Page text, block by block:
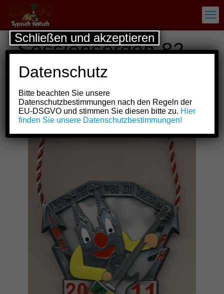
Sessionsorden 82.
Fest der Technik
Show all
Datenschutz
Bitte beachten Sie unsere
Datenschutzbestimmungen nach den Regeln der
EU-DSGVO und stimmen Sie diesen bitte zu. Hier
finden Sie unsere Datenschutzbestimmungen!
Schließen und akzeptieren